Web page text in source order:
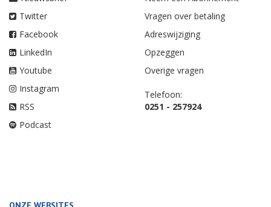
Twitter
Facebook
LinkedIn
Youtube
Instagram
RSS
Podcast
Vragen over betaling
Adreswijziging
Opzeggen
Overige vragen
Telefoon:
0251 - 257924